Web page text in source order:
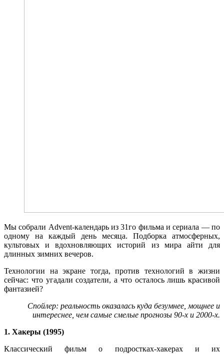
Мы собрали Advent-календарь из 31го фильма и сериала — по
одному на каждый день месяца. Подборка атмосферных,
культовых и вдохновляющих историй из мира айти для
длинных зимних вечеров.
Технологии на экране тогда, против технологий в жизни
сейчас: что угадали создатели, а что осталось лишь красивой
фантазией?
Спойлер: реальность оказалась куда безумнее, мощнее и
интереснее, чем самые смелые прогнозы 90-х и 2000-х.
1. Хакеры (1995)
Классический фильм о подростках-хакерах и их